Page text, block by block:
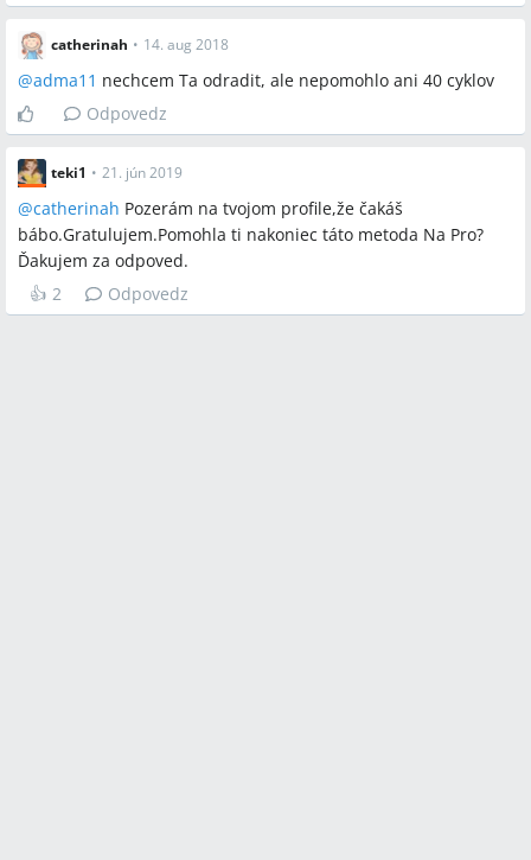
catherinah • 14. aug 2018
@adma11 nechcem Ta odradit, ale nepomohlo ani 40 cyklov
Odpovedz
teki1 • 21. jún 2019
@catherinah Pozerám na tvojom profile,že čakáš
bábo.Gratulujem.Pomohla ti nakoniec táto metoda Na Pro?
Ďakujem za odpoved.
👍 2 Odpovedz